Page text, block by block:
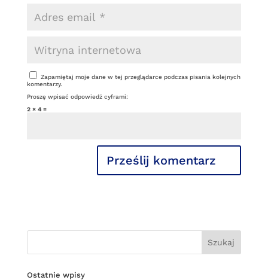
Zapamiętaj moje dane w tej przeglądarce podczas pisania kolejnych
komentarzy.
Proszę wpisać odpowiedź cyframi:
2 × 4 =
Ostatnie wpisy